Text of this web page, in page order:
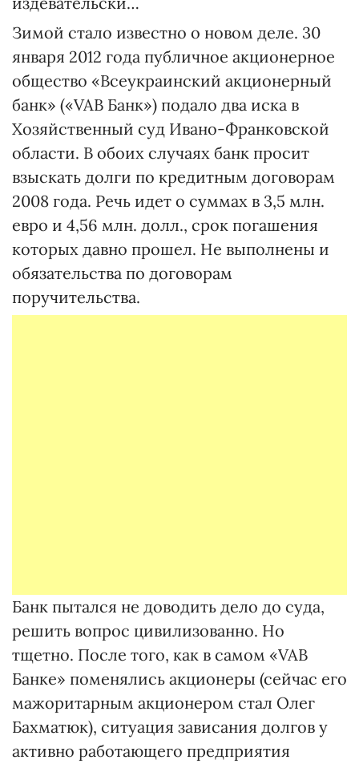
Зимой стало известно о новом деле. 30
января 2012 года публичное акционерное
общество «Всеукраинский акционерный
банк» («VAB Банк») подало два иска в
Хозяйственный суд Ивано-Франковской
области. В обоих случаях банк просит
взыскать долги по кредитным договорам
2008 года. Речь идет о суммах в 3,5 млн.
евро и 4,56 млн. долл., срок погашения
которых давно прошел. Не выполнены и
обязательства по договорам
поручительства.
Банк пытался не доводить дело до суда,
решить вопрос цивилизованно. Но
тщетно. После того, как в самом «VAB
Банке» поменялись акционеры (сейчас его
мажоритарным акционером стал Олег
Бахматюк), ситуация зависания долгов у
активно работающего предприятия